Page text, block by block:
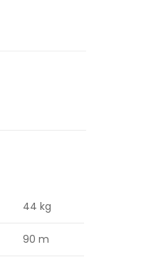
44 kg
90 m